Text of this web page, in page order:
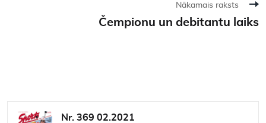
Nākamais raksts
Čempionu un debitantu laiks
Nr. 369 02.2021